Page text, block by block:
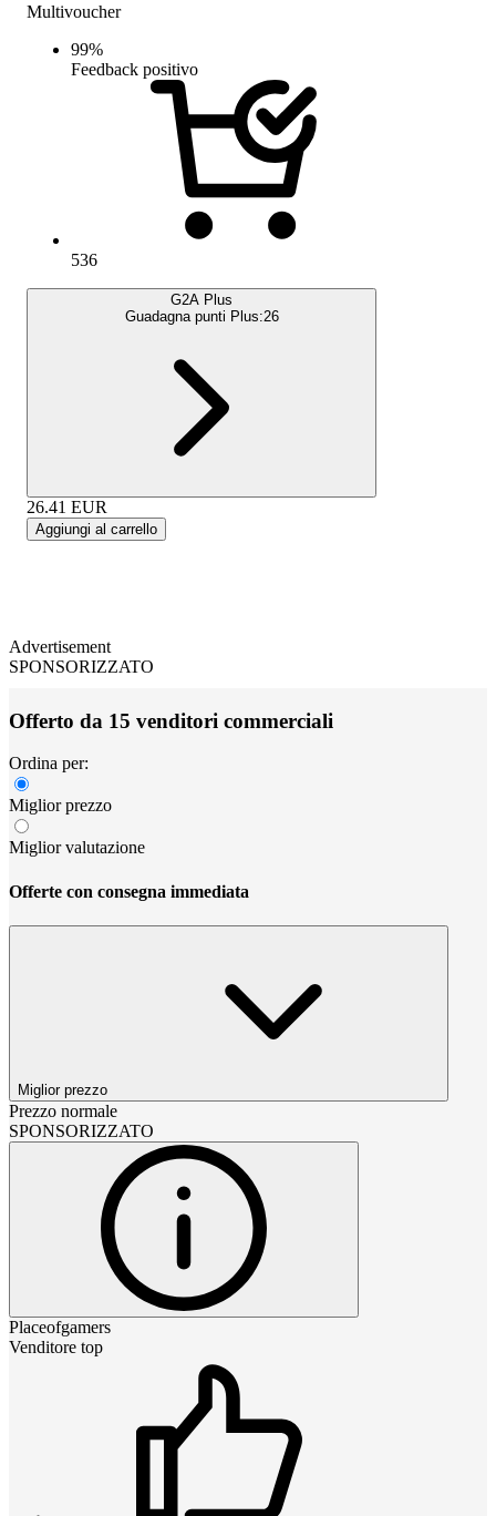
Multivoucher
99%
Feedback positivo
536
G2A Plus
Guadagna punti Plus:26
26.41 EUR
Aggiungi al carrello
Advertisement
SPONSORIZZATO
Offerto da 15 venditori commerciali
Ordina per:
Miglior prezzo
Miglior valutazione
Offerte con consegna immediata
Miglior prezzo
Prezzo normale
SPONSORIZZATO
Placeofgamers
Venditore top